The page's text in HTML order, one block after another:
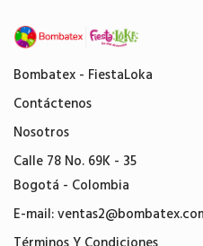
Bombatex - FiestaLoka
Contáctenos
Nosotros
Calle 78 No. 69K - 35
Bogotá - Colombia
E-mail: